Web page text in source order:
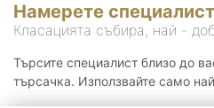
Намерете специалист
Класацията събира, най -
Търсите специалист близо до
търсачка. Използвайте само